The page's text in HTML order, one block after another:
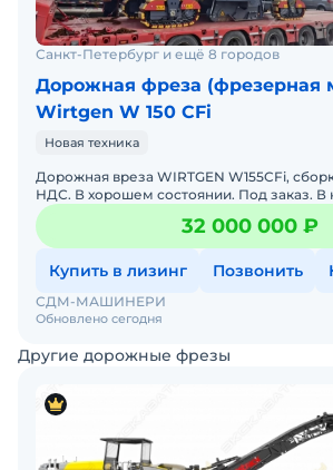
Санкт-Петербург и ещё 8 городов
Дорожная фреза (фрезерная
Wirtgen W 150 CFi
Новая техника
Дорожная вреза WIRTGEN W155CFi,
НДС. В хорошем состоянии. Под заказ. В
доставкой. Возможна продажа в лизинг.
32 000 000 ₽
Купить в лизинг Позвонить
Обновлено сегодня
СДМ-МАШИНЕРИ
Другие дорожные фрезы